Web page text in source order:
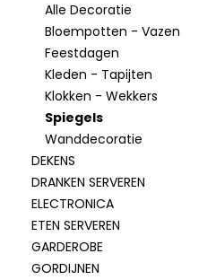
Alle Decoratie
Bloempotten - Vazen
Feestdagen
Kleden - Tapijten
Klokken - Wekkers
Spiegels
Wanddecoratie
DEKENS
DRANKEN SERVEREN
ELECTRONICA
ETEN SERVEREN
GARDEROBE
GORDIJNEN